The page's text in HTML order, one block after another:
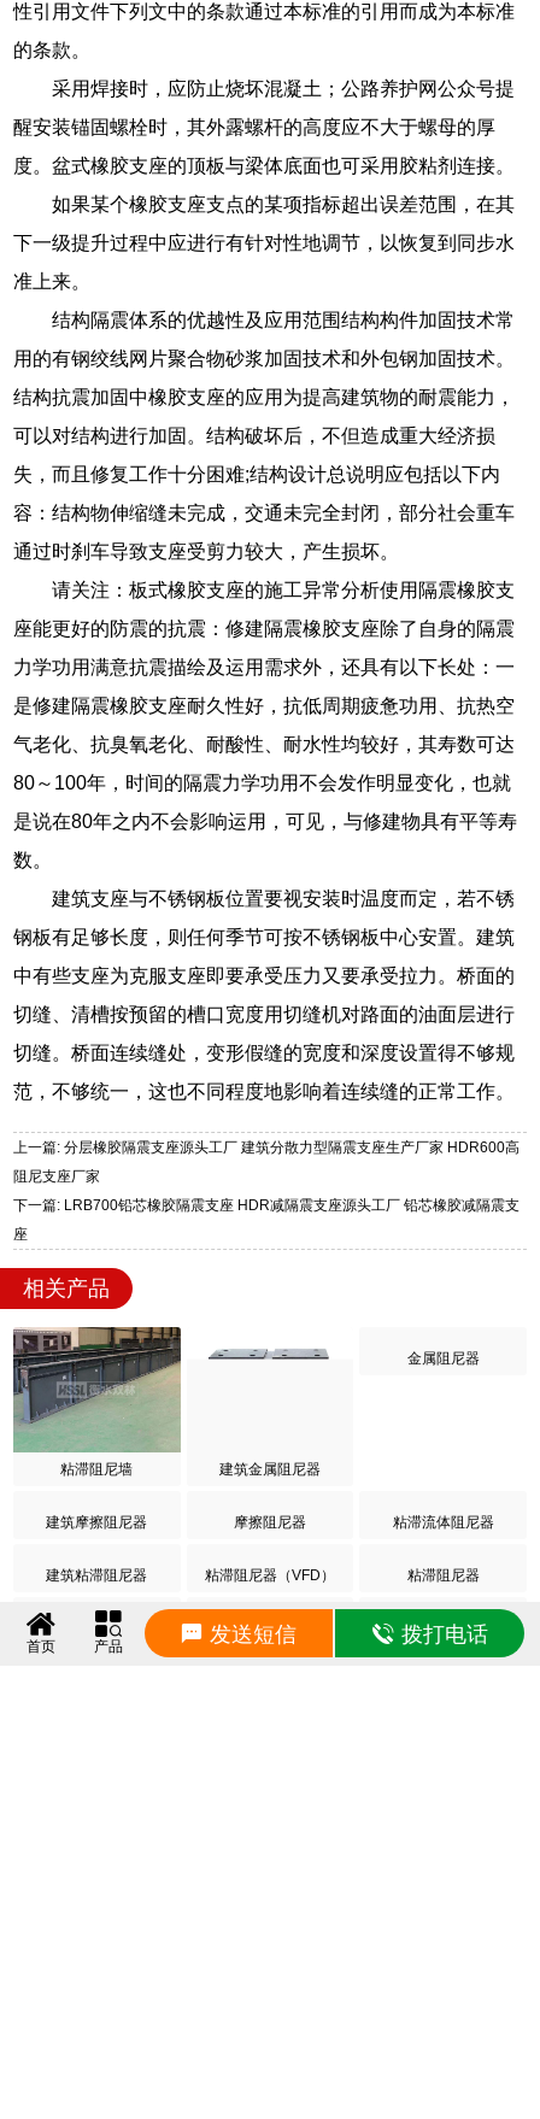
性引用文件下列文中的条款通过本标准的引用而成为本标准
的条款。
采用焊接时，应防止烧坏混凝土；公路养护网公众号提
醒安装锚固螺栓时，其外露螺杆的高度应不大于螺母的厚
度。盆式橡胶支座的顶板与梁体底面也可采用胶粘剂连接。
如果某个橡胶支座支点的某项指标超出误差范围，在其
下一级提升过程中应进行有针对性地调节，以恢复到同步水
准上来。
结构隔震体系的优越性及应用范围结构构件加固技术常
用的有钢绞线网片聚合物砂浆加固技术和外包钢加固技术。
结构抗震加固中橡胶支座的应用为提高建筑物的耐震能力，
可以对结构进行加固。结构破坏后，不但造成重大经济损
失，而且修复工作十分困难;结构设计总说明应包括以下内
容：结构物伸缩缝未完成，交通未完全封闭，部分社会重车
通过时刹车导致支座受剪力较大，产生损坏。
请关注：板式橡胶支座的施工异常分析使用隔震橡胶支
座能更好的防震的抗震：修建隔震橡胶支座除了自身的隔震
力学功用满意抗震描绘及运用需求外，还具有以下长处：一
是修建隔震橡胶支座耐久性好，抗低周期疲惫功用、抗热空
气老化、抗臭氧老化、耐酸性、耐水性均较好，其寿数可达
80～100年，时间的隔震力学功用不会发作明显变化，也就
是说在80年之内不会影响运用，可见，与修建物具有平等寿
数。
建筑支座与不锈钢板位置要视安装时温度而定，若不锈
钢板有足够长度，则任何季节可按不锈钢板中心安置。建筑
中有些支座为克服支座即要承受压力又要承受拉力。桥面的
切缝、清槽按预留的槽口宽度用切缝机对路面的油面层进行
切缝。桥面连续缝处，变形假缝的宽度和深度设置得不够规
范，不够统一，这也不同程度地影响着连续缝的正常工作。
上一篇: 分层橡胶隔震支座源头工厂 建筑分散力型隔震支座生产厂家 HDR600高
阻尼支座厂家
下一篇: LRB700铅芯橡胶隔震支座 HDR减隔震支座源头工厂 铅芯橡胶减隔震支
座
相关产品
粘滞阻尼墙 建筑金属阻尼器
建筑摩擦阻尼器 摩擦阻尼器 粘滞流体阻尼器
建筑粘滞阻尼器 粘滞阻尼器（VFD） 粘滞阻尼器
建筑阻尼器 建筑摩擦摆支座 建筑摩擦摆减隔震支座
首页 产品 发送短信 拨打电话